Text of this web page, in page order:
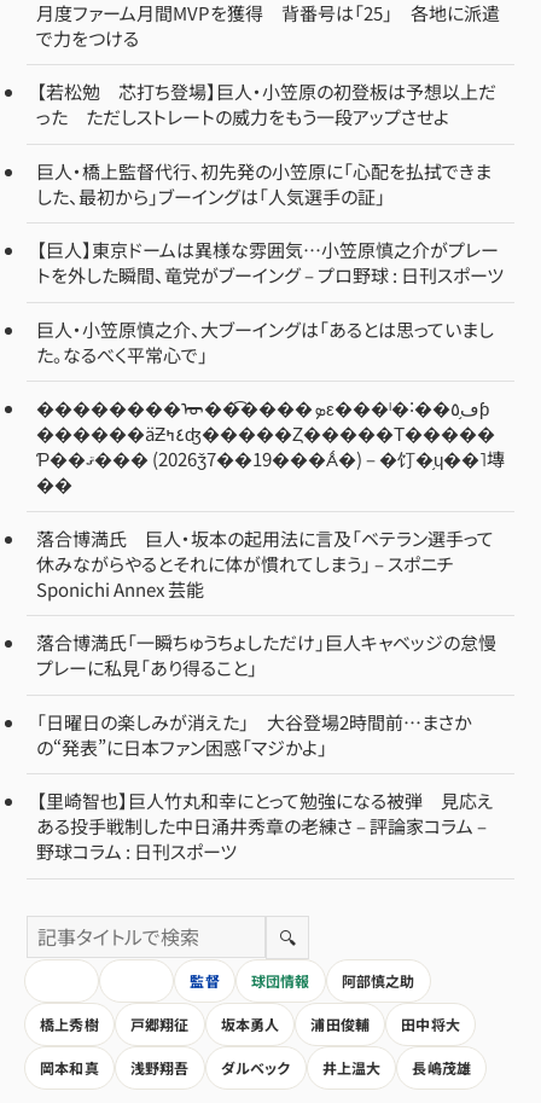
月度ファーム月間MVPを獲得 背番号は「25」 各地に派遣
で力をつける
【若松勉 芯打ち登場】巨人・小笠原の初登板は予想以上だ
った ただしストレートの威力をもう一段アップさせよ
巨人・橋上監督代行、初先発の小笠原に「心配を払拭できま
した、最初から」ブーイングは「人気選手の証」
【巨人】東京ドームは異様な雰囲気…小笠原慎之介がプレー
トを外した瞬間、竜党がブーイング – プロ野球 : 日刊スポーツ
巨人・小笠原慎之介、大ブーイングは「あるとは思っていまし
た。なるべく平常心で」
��������ᡡ��͡����ܤε���ˡ�˸��ڡ֥٥ƥ
������äƵ٤ߤʤ�����Ȥ�����Τ�����
Ƥ��ޤ��� (2026ǯ7��19���Ǻ�) – �饤�֥ɥ��˥塼
��
落合博満氏 巨人・坂本の起用法に言及「ベテラン選手って
休みながらやるとそれに体が慣れてしまう」 – スポニチ
Sponichi Annex 芸能
落合博満氏「一瞬ちゅうちょしただけ」巨人キャベッジの怠慢
プレーに私見「あり得ること」
「日曜日の楽しみが消えた」 大谷登場2時間前…まさか
の“発表”に日本ファン困惑「マジかよ」
【里崎智也】巨人竹丸和幸にとって勉強になる被弾 見応え
ある投手戦制した中日涌井秀章の老練さ – 評論家コラム –
野球コラム : 日刊スポーツ
🔍
監督 球団情報 阿部慎之助
橋上秀樹 戸郷翔征 坂本勇人 浦田俊輔 田中将大
岡本和真 浅野翔吾 ダルベック 井上温大 長嶋茂雄